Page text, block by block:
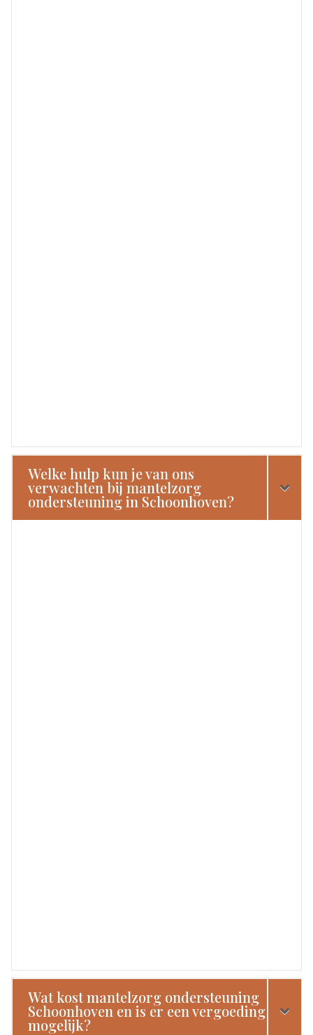
Welke hulp kun je van ons
verwachten bij mantelzorg
ondersteuning in Schoonhoven?
Wat kost mantelzorg ondersteuning
Schoonhoven en is er een vergoeding
mogelijk?